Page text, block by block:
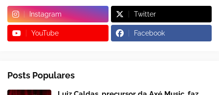
Instagram Twitter
YouTube Facebook
Posts Populares